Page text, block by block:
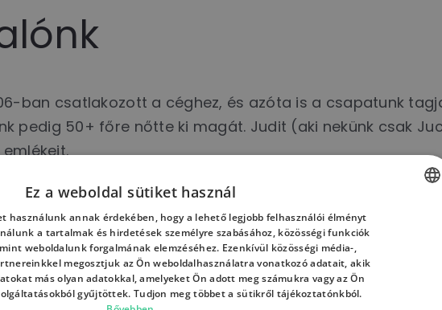
ban csatlakozott a céghez, és azóta is a csapatunk
pedig 50+ főre nőtte ki magát. Judit (aki nekünk csak
ban
Ez a weboldal sütiket használ
használunk annak érdekében, hogy a lehető legjobb felhasználói élményt
a tartalmak és hirdetések személyre szabásához, közösségi funkciók
weboldalunk forgalmának elemzéséhez. Ezenkívül közösségi média-,
megosztjuk az Ön weboldalhasználatra vonatkozó adatait, akik
más olyan adatokkal, amelyeket Ön adott meg számukra vagy az Ön
gyűjtöttek. Tudjon meg többet a sütikről tájékoztatónkból.